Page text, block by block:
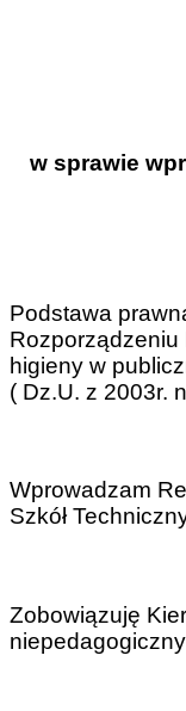
w sprawie
Podstawa
Rozporządzeniu
higieny w
( Dz.U. z 2003r.
Wprowadzam
Szkół
Zobowiązuję